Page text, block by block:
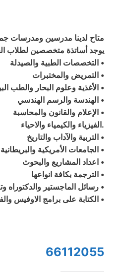
متاح لدينا مدرسين ومدرسات
يوجد أساتذة متخصصين لطلاب
• التخصصات الطبية والصيدلة
• التمريض والمختبرات
• الأغذية وعلوم البحار والطب
• الهندسة والرسم الهندسي
• الإعلام والقانون والمحاسبة
.الفيزياء والكيمياء والاحياء
• التربية والآداب والتاريخ
• الجامعات الأمريكية والبريطانية
• اعداد المشاريع والبحوث
• الترجمة بكافة انواعها
• رسائل الماجستير والدكتوراه
• الكتابة على برامج الاوفيس
66112055